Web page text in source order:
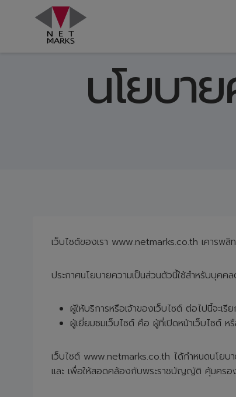
นโยบา
เว็บไซต์ของเรา www.netmarks.co.th เคารพ
ประกาศนโยบายความเป็นส่วนตัวนี้ใช้สำหรับบุคค
ผู้ให้บริการหรือเจ้าของเว็บไซต์ ต่อไปนี้จะเ
ผู้เยี่ยมชมเว็บไซต์ คือ ผู้ที่เปิดหน้าเว็บไซต์
เว็บไซต์ www.netmarks.co.th ได้กำหนดนโย
และ เพื่อให้สอดคล้องกับพระราชบัญญัติ คุ้มคร